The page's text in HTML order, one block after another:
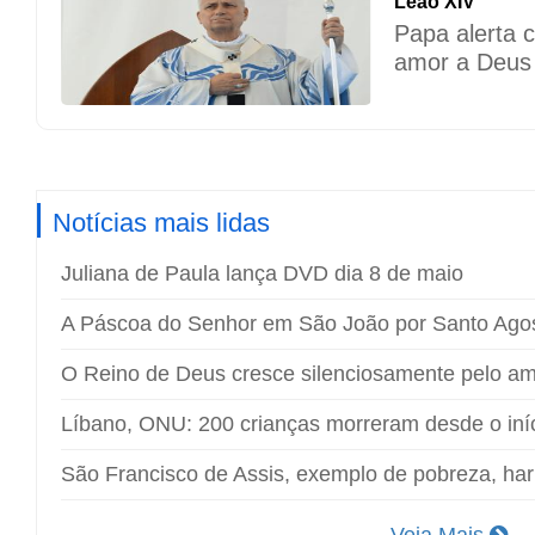
Papa alerta
amor a
Notícias mais lidas
Juliana de Paula lança DVD dia 8 de maio
A Páscoa do Senhor em São João por Santo
O Reino de Deus cresce silenciosamente pelo
Líbano, ONU: 200 crianças morreram desde o
São Francisco de Assis, exemplo de pobreza,